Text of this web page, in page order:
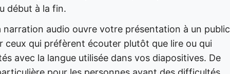
début à la fin.
narration audio ouvre votre présentation à un public
ceux qui préfèrent écouter plutôt que lire ou qui
avec la langue utilisée dans vos diapositives. De